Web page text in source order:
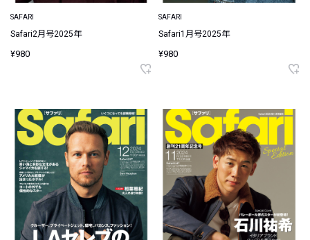
SAFARI
Safari2月号2025年
¥980
SAFARI
Safari1月号2025年
¥980